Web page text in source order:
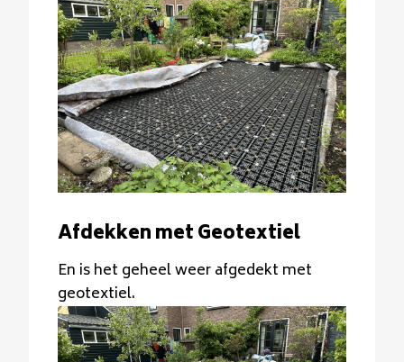
Afdekken met Geotextiel
En is het geheel weer afgedekt met
geotextiel.